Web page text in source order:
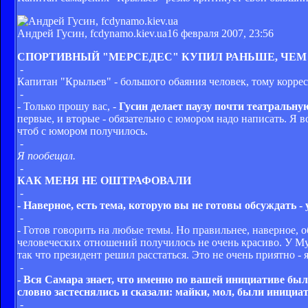
Андрей Гусин, fcdynamo.kiev.ua16 февраля 2007, 23:56
СПОРТИВНЫЙ "МЕРСЕДЕС" КУПИЛ РАНЬШЕ, ЧЕМ
-
Капитан "Крыльев" - большого обаяния человек, тому
-
- Только прошу вас, - Гусин делает паузу почти
первые, и вторые - обязательно с юмором надо написать. Я
чтоб с юмором получилось.
-
Я пообещал.
-
КАК МЕНЯ НЕ ОШТРАФОВАЛИ
-
- Наверное, есть тема, которую вы не готовы обсуждать -
-
- Готов говорить на любые темы. Но правильнее, наверное,
человеческих отношений получилось не очень красиво. У
так что президент решил расстаться. Это не очень
-
- Вся Самара знает, что именно по вашей инициативе
словно застеснялись и сказали: майки, мол, были
-